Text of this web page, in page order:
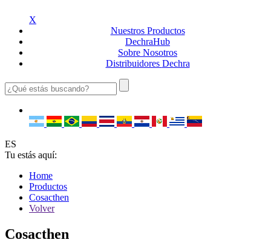
X
Nuestros Productos
DechraHub
Sobre Nosotros
Distribuidores Dechra
ES
Tu estás aquí:
Home
Productos
Cosacthen
Volver
Cosacthen